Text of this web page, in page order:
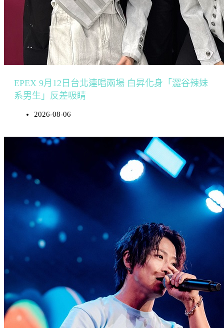
EPEX 9月12日台北連唱兩場 白昇化身「澀谷辣妹
系男生」反差吸睛
2026-08-06